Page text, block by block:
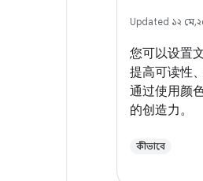
Updated ১২ মে,
您可以设置
提高可读性
通过使用颜
的创造力。
কীভাবে